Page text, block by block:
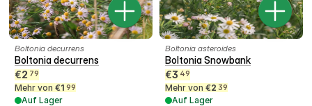
Boltonia decurrens
Boltonia decurrens
€2 79
Mehr von €1 99
Auf Lager
Boltonia asteroides
Boltonia Snowbank
€3 49
Mehr von €2 39
Auf Lager